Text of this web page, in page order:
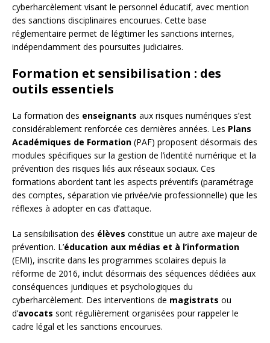
cyberharcèlement visant le personnel éducatif, avec mention
des sanctions disciplinaires encourues. Cette base
réglementaire permet de légitimer les sanctions internes,
indépendamment des poursuites judiciaires.
Formation et sensibilisation : des
outils essentiels
La formation des enseignants aux risques numériques s’est
considérablement renforcée ces dernières années. Les Plans
Académiques de Formation (PAF) proposent désormais des
modules spécifiques sur la gestion de l’identité numérique et la
prévention des risques liés aux réseaux sociaux. Ces
formations abordent tant les aspects préventifs (paramétrage
des comptes, séparation vie privée/vie professionnelle) que les
réflexes à adopter en cas d’attaque.
La sensibilisation des élèves constitue un autre axe majeur de
prévention. L’éducation aux médias et à l’information
(EMI), inscrite dans les programmes scolaires depuis la
réforme de 2016, inclut désormais des séquences dédiées aux
conséquences juridiques et psychologiques du
cyberharcèlement. Des interventions de magistrats ou
d’avocats sont régulièrement organisées pour rappeler le
cadre légal et les sanctions encourues.